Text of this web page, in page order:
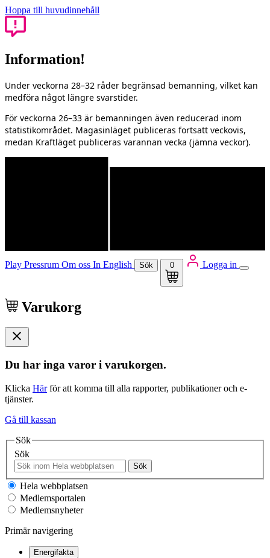
Hoppa till huvudinnehåll
Information!
Under veckorna 28–32 råder begränsad bemanning, vilket kan
medföra något längre svarstider.
För veckorna 26–33 är bemanningen även reducerad inom
statistikområdet. Magasinläget publiceras fortsatt veckovis,
medan Kraftläget publiceras varannan vecka (jämna veckor).
Play Pressrum Om oss In English Sök 0 Logga in
Varukorg
Du har inga varor i varukorgen.
Klicka Härför att komma till alla rapporter, publikationer och e-
tjänster.
Gå till kassan
Sök
Sök
Sök
Hela webbplatsen
Medlemsportalen
Medlemsnyheter
Primär navigering
Energifakta